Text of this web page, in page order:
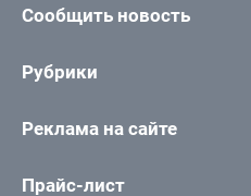
Сообщить новость
Рубрики
Реклама на сайте
Прайс-лист